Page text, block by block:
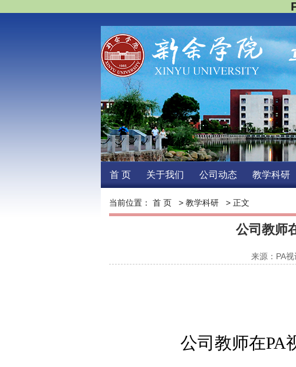
首页 关于我们 公司动态 教学科研
当前位置： 首页 > 教学科研 >正文
公司教师
来源：PA
公司教师在PA